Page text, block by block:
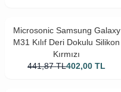
Microsonic Samsung Galaxy
M31 Kılıf Deri Dokulu Silikon
Kırmızı
441,87 TL402,00 TL